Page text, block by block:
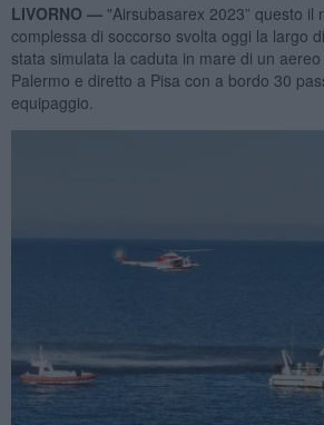
LIVORNO — "Airsubasarex 2023” questo il
complessa di soccorso svolta oggi la largo
stata simulata la caduta in mare di un
Palermo e diretto a Pisa con a bordo 30
equipaggio.